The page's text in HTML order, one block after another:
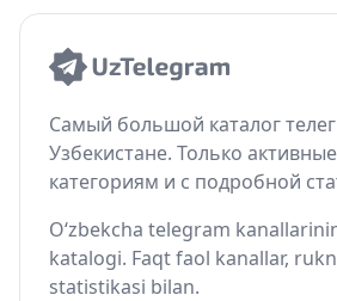
Самый большой каталог
Узбекистане. Только
категориям и с подробной
O‘zbekcha telegram
katalogi. Faqt faol kanallar,
statistikasi bilan.